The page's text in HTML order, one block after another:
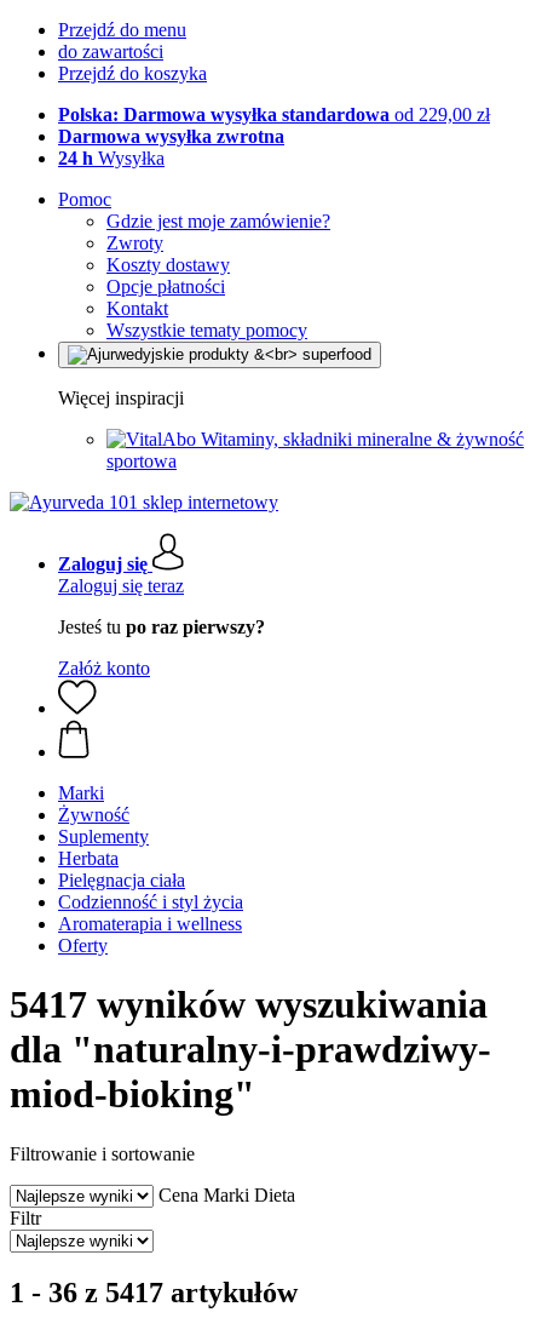
Przejdź do menu
do zawartości
Przejdź do koszyka
Polska: Darmowa wysyłka standardowa od 229,00 zł
Darmowa wysyłka zwrotna
24 h Wysyłka
Pomoc
Gdzie jest moje zamówienie?
Zwroty
Koszty dostawy
Opcje płatności
Kontakt
Wszystkie tematy pomocy
Więcej inspiracji
Witaminy, składniki mineralne & żywność
sportowa
Zaloguj się
Zaloguj się teraz
Jesteś tu po raz pierwszy?
Załóż konto
Marki
Żywność
Suplementy
Herbata
Pielęgnacja ciała
Codzienność i styl życia
Aromaterapia i wellness
Oferty
5417 wyników wyszukiwania
dla "naturalny-i-prawdziwy-
miod-bioking"
Filtrowanie i sortowanie
Cena Marki Dieta
Filtr
1 - 36 z 5417 artykułów